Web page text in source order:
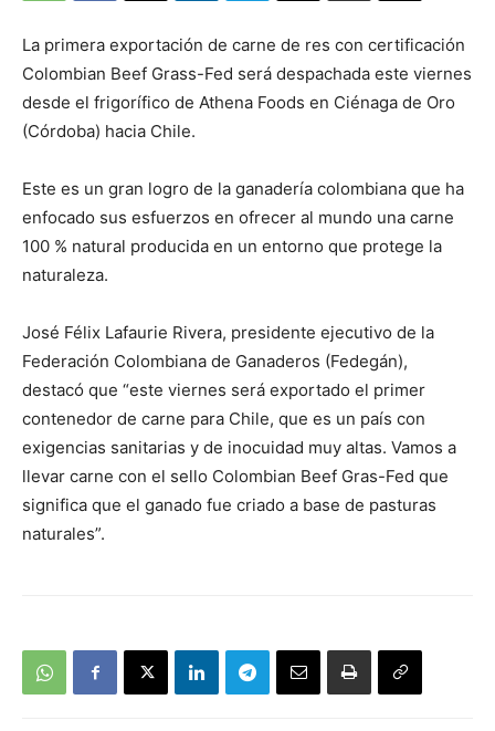
La primera exportación de carne de res con certificación
Colombian Beef Grass-Fed será despachada este viernes
desde el frigorífico de Athena Foods en Ciénaga de Oro
(Córdoba) hacia Chile.
Este es un gran logro de la ganadería colombiana que ha
enfocado sus esfuerzos en ofrecer al mundo una carne
100 % natural producida en un entorno que protege la
naturaleza.
José Félix Lafaurie Rivera, presidente ejecutivo de la
Federación Colombiana de Ganaderos (Fedegán),
destacó que “este viernes será exportado el primer
contenedor de carne para Chile, que es un país con
exigencias sanitarias y de inocuidad muy altas. Vamos a
llevar carne con el sello Colombian Beef Gras-Fed que
significa que el ganado fue criado a base de pasturas
naturales”.